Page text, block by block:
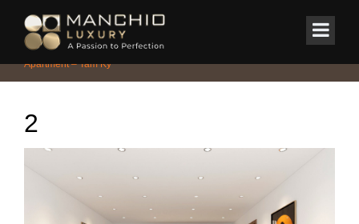
Home/CHUNG CƯ - PENTHOUSE - DUPLEX
Tòa nhà Building
Apartment – Tam Kỳ
2